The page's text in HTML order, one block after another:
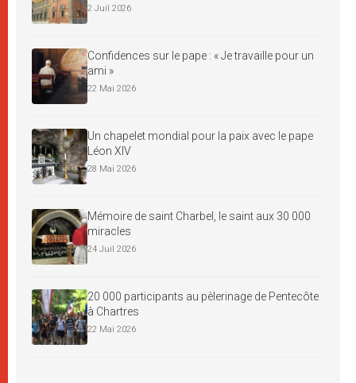
2 Juil 2026
Confidences sur le pape : « Je travaille pour un
ami »
22 Mai 2026
Un chapelet mondial pour la paix avec le pape
Léon XIV
28 Mai 2026
Mémoire de saint Charbel, le saint aux 30 000
miracles
24 Juil 2026
20 000 participants au pèlerinage de Pentecôte
à Chartres
22 Mai 2026